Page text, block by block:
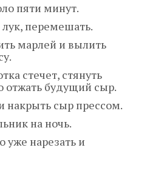
пяти минут.
перемешать.
марлей и вылить
стечет, стянуть
отжать будущий сыр.
накрыть сыр прессом.
на ночь.
нарезать и